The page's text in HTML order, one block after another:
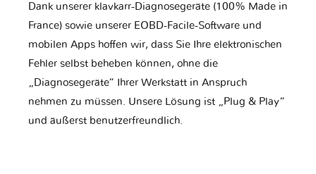
Dank unserer klavkarr-Diagnosegeräte (100% Made in
France) sowie unserer EOBD-Facile-Software und
mobilen Apps hoffen wir, dass Sie Ihre elektronischen
Fehler selbst beheben können, ohne die
„Diagnosegeräte“ Ihrer Werkstatt in Anspruch
nehmen zu müssen. Unsere Lösung ist „Plug & Play“
und äußerst benutzerfreundlich.